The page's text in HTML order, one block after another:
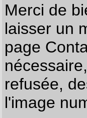
Merci de
laisser un
page
refusée,
l'image